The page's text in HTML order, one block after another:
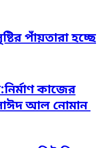
পাঁয়তারা হচ্ছে
কাজের
সাঈদ আল নোমান